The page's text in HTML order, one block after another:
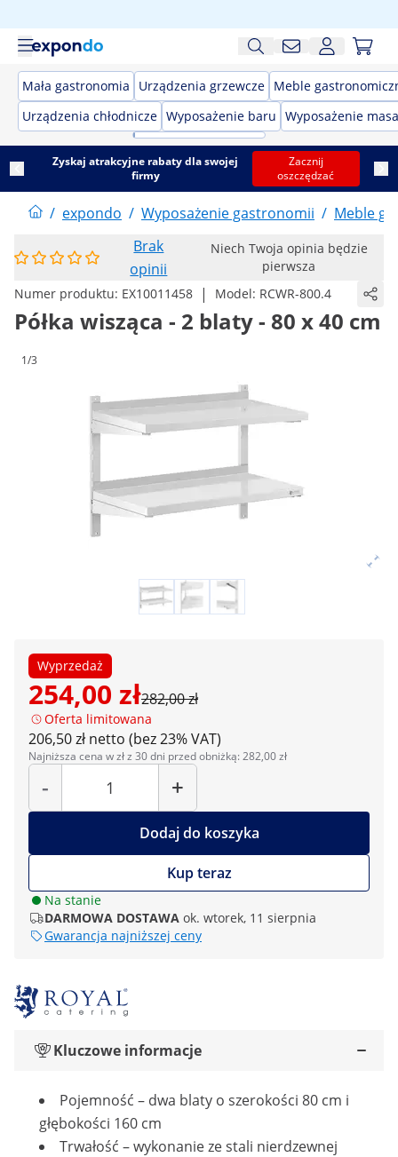
Mała gastronomia Urządzenia grzewcze Meble
Urządzenia chłodnicze Wyposażenie baru Wyposażenie
Zyskaj atrakcyjne rabaty dla swojej
firmy
Zacznij
oszczędzać
/ expondo / Wyposażenie gastronomii / Meble
Brak
opinii
Niech Twoja opinia będzie
pierwsza
Numer produktu: EX10011458 | Model: RCWR-800.4
Półka wisząca - 2 blaty - 80 x 40 cm
1/3
Wyprzedaż
254,00 zł282,00 zł
Oferta limitowana
206,50 zł netto (bez 23% VAT)
Najniższa cena w zł z 30 dni przed obniżką: 282,00 zł
-
Liczba
+
Dodaj do koszyka
Kup teraz
Na stanie
DARMOWA DOSTAWA ok. wtorek, 11 sierpnia
Gwarancja najniższej ceny
Kluczowe informacje
Pojemność – dwa blaty o szerokości 80 cm i
głębokości 160 cm
Trwałość – wykonanie ze stali nierdzewnej